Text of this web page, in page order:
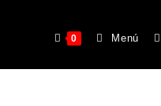
0 Menú